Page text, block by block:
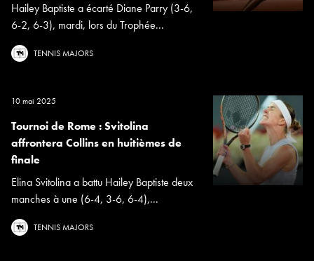
Hailey Baptiste a écarté Diane Parry (3-6,
6-2, 6-3), mardi, lors du Trophée...
TENNIS MAJORS
10 mai 2025
Tournoi de Rome : Svitolina
affrontera Collins en huitièmes de
finale
Elina Svitolina a battu Hailey Baptiste deux
manches à une (6-4, 3-6, 6-4),...
TENNIS MAJORS